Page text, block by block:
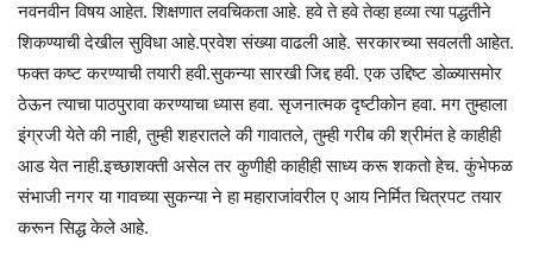
नवनवीन विषय आहेत. शिक्षणात लवचिकता आहे. हवे ते हवे तेव्हा हव्या त्या पद्धतीने
शिकण्याची देखील सुविधा आहे.प्रवेश संख्या वाढली आहे. सरकारच्या सवलती आहेत.
फक्त कष्ट करण्याची तयारी हवी.सुकन्या सारखी जिद्द हवी. एक उद्दिष्ट डोळ्यासमोर
ठेऊन त्याचा पाठपुरावा करण्याचा ध्यास हवा. सृजनात्मक दृष्टीकोन हवा. मग तुम्हाला
इंग्रजी येते की नाही, तुम्ही शहरातले की गावातले, तुम्ही गरीब की श्रीमंत हे काहीही
आड येत नाही.इच्छाशक्ती असेल तर कुणीही काहीही साध्य करू शकतो हेच. कुंभेफळ
संभाजी नगर या गावच्या सुकन्या ने हा महाराजांवरील ए आय निर्मित चित्रपट तयार
करून सिद्ध केले आहे.